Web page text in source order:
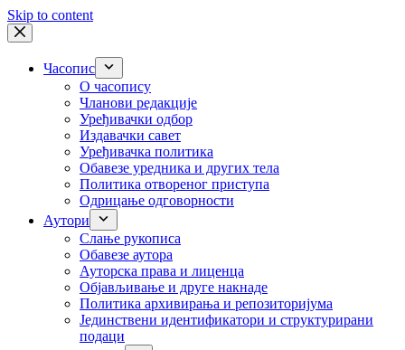
Skip to content
Часопис
О часопису
Чланови редакције
Уређивачки одбор
Издавачки савет
Уређивачка политика
Обавезе уредника и других тела
Пoлитикa oтвoрeнoг приступa
Одрицање одговорности
Аутори
Слање рукописа
Обавезе аутора
Ауторска права и лиценца
Објављивање и друге накнаде
Политика архивирања и репозиторијума
Јединствени идентификатори и структурирани
подаци